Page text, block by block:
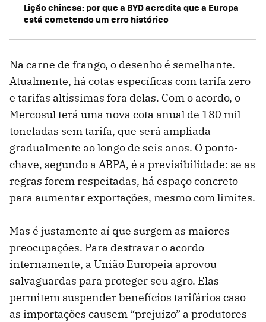
Lição chinesa: por que a BYD acredita que a Europa
está cometendo um erro histórico
Na carne de frango, o desenho é semelhante.
Atualmente, há cotas específicas com tarifa zero
e tarifas altíssimas fora delas. Com o acordo, o
Mercosul terá uma nova cota anual de 180 mil
toneladas sem tarifa, que será ampliada
gradualmente ao longo de seis anos. O ponto-
chave, segundo a ABPA, é a previsibilidade: se as
regras forem respeitadas, há espaço concreto
para aumentar exportações, mesmo com limites.
Mas é justamente aí que surgem as maiores
preocupações. Para destravar o acordo
internamente, a União Europeia aprovou
salvaguardas para proteger seu agro. Elas
permitem suspender benefícios tarifários caso
as importações causem “prejuízo” a produtores